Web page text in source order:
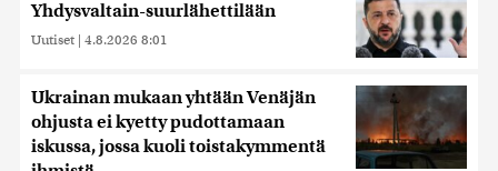
Yhdysvaltain-suurlähettilään
Uutiset | 4.8.2026 8:01
Ukrainan mukaan yhtään Venäjän
ohjusta ei kyetty pudottamaan
iskussa, jossa kuoli toistakymmentä